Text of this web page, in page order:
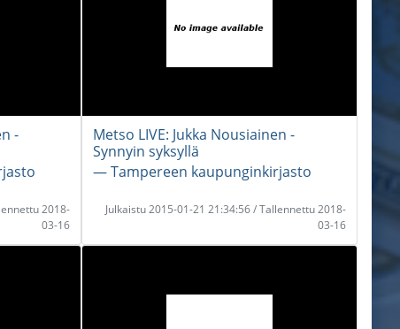
-
2018-
03-16
Metso LIVE: Jukka Nousiainen -
Synnyin syksyllä
― Tampereen kaupunginkirjasto
Julkaistu 2015-01-21 21:34:56 / Tallennettu 2018-
03-16